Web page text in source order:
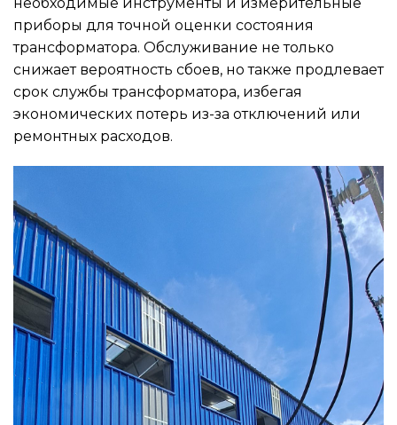
приборы для точной оценки состояния
трансформатора. Обслуживание не только
снижает вероятность сбоев, но также продлевает
срок службы трансформатора, избегая
экономических потерь из-за отключений или
ремонтных расходов.